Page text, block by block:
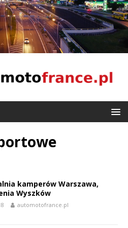
kamperów Warszawa,
Wyszków
automotofrance.pl